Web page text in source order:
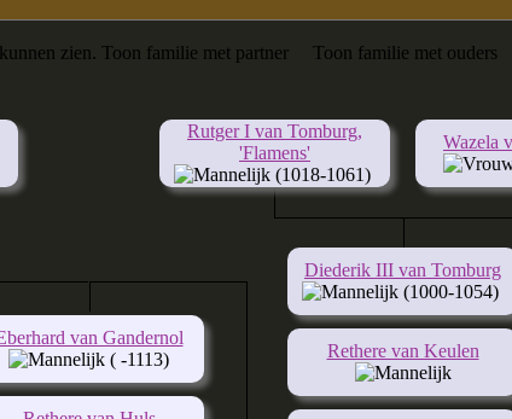
zien. Toon familie met partner Toon familie met ouders
Rutger I van Tomburg,
'Flamens'
(1018-1061)
Wazela
Diederik III van Tomburg
(1000-1054)
Rethere van Keulen
van Gandernol
( -1113)